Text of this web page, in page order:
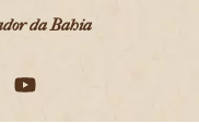
da Bahia